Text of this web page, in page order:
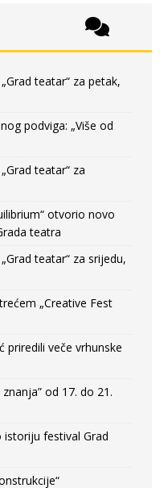
teatar“ za petak,
podviga: „Više od
teatar“ za
otvorio novo
teatra
teatar“ za srijedu,
„Creative Fest
priredili veče vrhunske
od 17. do 21.
festival Grad